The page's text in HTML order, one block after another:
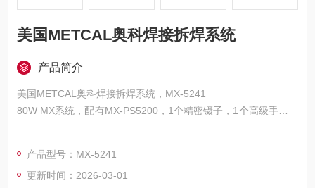
美国METCAL奥科焊接拆焊系统
产品简介
美国METCAL奥科焊接拆焊系统，MX-5241
80W MX系统，配有MX-PS5200，1个精密镊子，1个高级手柄，
2个工作台
产品型号：MX-5241
更新时间：2026-03-01